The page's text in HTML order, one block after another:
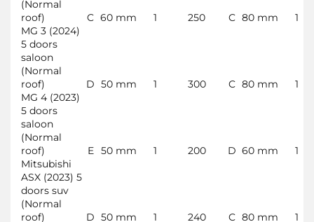
(Normal
roof)
C 60 mm 1 250 C 80 mm
1
MG 3 (2024)
5 doors
saloon
(Normal
roof)
D 50 mm 1 300 C 80 mm
1
MG 4 (2023)
5 doors
saloon
(Normal
roof)
E 50 mm 1 200 D 60 mm
1
Mitsubishi
ASX (2023) 5
doors suv
(Normal
roof)
D 50 mm 1 240 C 80 mm
1